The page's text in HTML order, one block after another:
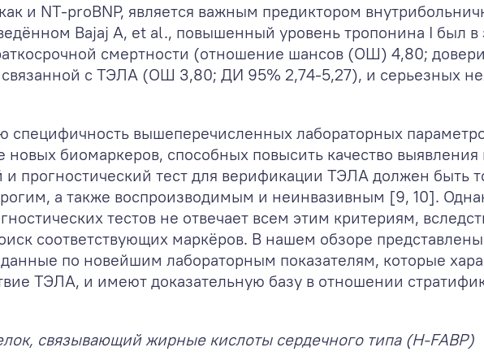
и NT-proBNP, является важным предиктором
Bajaj A, et al., повышенный уровень тропонина I был в
смертности (отношение шансов (ОШ) 4,80;
с ТЭЛА (ОШ 3,80; ДИ 95% 2,74-5,27), и серьезных
специфичность вышеперечисленных лабораторных
новых биомаркеров, способных повысить качество
прогностический тест для верификации ТЭЛА должен быть
а также воспроизводимым и неинвазивным [9, 10].
тестов не отвечает всем этим критериям,
соответствующих маркёров. В нашем обзоре
по новейшим лабораторным показателям, которые
ТЭЛА, и имеют доказательную базу в отношении
связывающий жирные кислоты сердечного типа (H-FABP)